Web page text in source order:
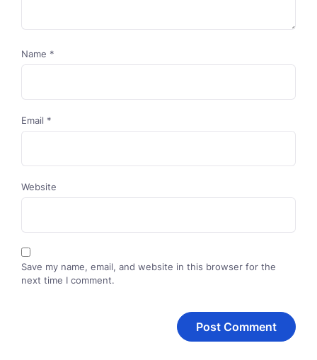
Name *
Email *
Website
Save my name, email, and website in this browser for the
next time I comment.